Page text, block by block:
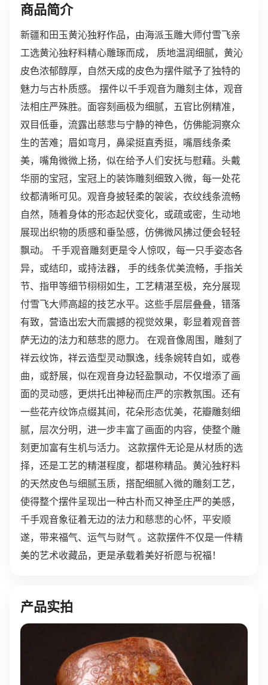
商品简介
新疆和田玉黄沁独籽作品，由海派玉雕大师付雪飞亲
工选黄沁独籽料精心雕琢而成， 质地温润细腻，黄沁
皮色浓郁醇厚，自然天成的皮色为摆件赋予了独特的
魅力与古朴质感。 摆件以千手观音为雕刻主体，观音
法相庄严殊胜。面容刻画极为细腻，五官比例精准，
双目低垂，流露出慈悲与宁静的神色，仿佛能洞察众
生的苦难；眉如弯月，鼻梁挺直秀挺，嘴唇线条柔
美，嘴角微微上扬，似在给予人们安抚与慰藉。头戴
华丽的宝冠，宝冠上的装饰雕刻细致入微，每一处花
纹都清晰可见。观音身披轻柔的袈裟，衣纹线条流畅
自然，随着身体的形态起伏变化，或疏或密，生动地
展现出织物的质感和垂坠感，仿佛微风拂过便会轻轻
飘动。 千手观音雕刻更是令人惊叹，每一只手姿态各
异，或结印，或持法器， 手的线条优美流畅，手指关
节、指甲等细节栩栩如生，工艺精湛至极，充分展现
付雪飞大师高超的技艺水平。这些手层层叠叠，错落
有致，营造出宏大而震撼的视觉效果，彰显着观音菩
萨无边的法力和慈悲的愿力。 在观音像周围，雕刻了
祥云纹饰，祥云造型灵动飘逸，线条婉转自如，或卷
曲，或舒展，似在观音身边轻盈飘动，不仅增添了画
面的灵动感，更烘托出神秘而庄严的宗教氛围。还有
一些花卉纹饰点缀其间，花朵形态优美，花瓣雕刻细
腻，层次分明，进一步丰富了画面的内容，使整个雕
刻更加富有生机与活力。 这款摆件无论是从材质的选
择，还是工艺的精湛程度，都堪称精品。黄沁独籽料
的天然皮色与细腻玉质，搭配细腻入微的雕刻工艺，
使得整个摆件呈现出一种古朴而又神圣庄严的美感，
千手观音象征着无边的法力和慈悲的心怀，平安顺
遂，带来福气、运气与财气 。这款摆件不仅是一件精
美的艺术收藏品，更是承载着美好祈愿与祝福！
产品实拍